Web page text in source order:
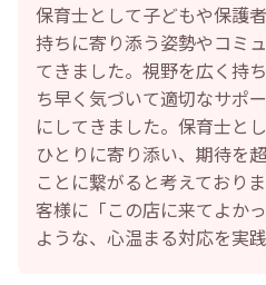
保育士として子どもや保護
持ちに寄り添う姿勢やコミ
てきました。視野を広く持
ち早く気づいて適切なサポ
にしてきました。保育士と
ひとりに寄り添い、期待を
ことに繋がると考えており
客様に「この店に来てよか
ような、心温まる対応を実